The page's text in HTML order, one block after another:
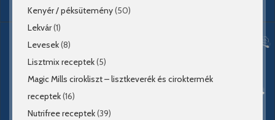
Kenyér / péksütemény(50)
Lekvár(1)
Levesek(8)
Lisztmix receptek(5)
Magic Mills cirokliszt – lisztkeverék és ciroktermék
receptek(16)
Nutrifree receptek(39)